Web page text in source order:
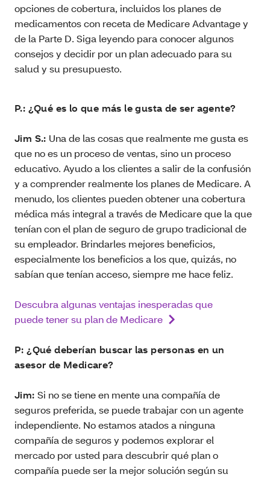
opciones de cobertura, incluidos los planes de
medicamentos con receta de Medicare Advantage y
de la Parte D. Siga leyendo para conocer algunos
consejos y decidir por un plan adecuado para su
salud y su presupuesto.
P.: ¿Qué es lo que más le gusta de ser agente?
Jim S.: Una de las cosas que realmente me gusta es
que no es un proceso de ventas, sino un proceso
educativo. Ayudo a los clientes a salir de la confusión
y a comprender realmente los planes de Medicare. A
menudo, los clientes pueden obtener una cobertura
médica más integral a través de Medicare que la que
tenían con el plan de seguro de grupo tradicional de
su empleador. Brindarles mejores beneficios,
especialmente los beneficios a los que, quizás, no
sabían que tenían acceso, siempre me hace feliz.
Descubra algunas ventajas inesperadas que
puede tener su plan de Medicare
P: ¿Qué deberían buscar las personas en un
asesor de Medicare?
Jim: Si no se tiene en mente una compañía de
seguros preferida, se puede trabajar con un agente
independiente. No estamos atados a ninguna
compañía de seguros y podemos explorar el
mercado por usted para descubrir qué plan o
compañía puede ser la mejor solución según su